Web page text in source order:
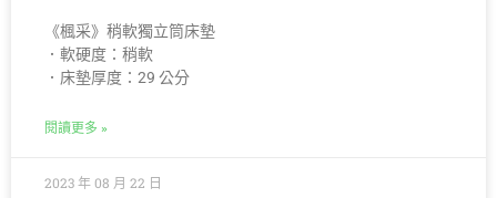
《楓采》稍軟獨立筒床墊
．軟硬度：稍軟
．床墊厚度：29 公分
閱讀更多 »
2023 年 08 月 22 日